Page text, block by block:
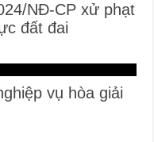
NĐ-CP xử phạt
đất đai
vụ hòa giải